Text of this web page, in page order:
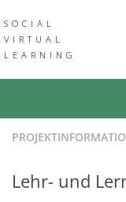
SOCIAL
VIRTUAL
LEARNING
Social Virtual
Neuigkeiten
Lehr- und